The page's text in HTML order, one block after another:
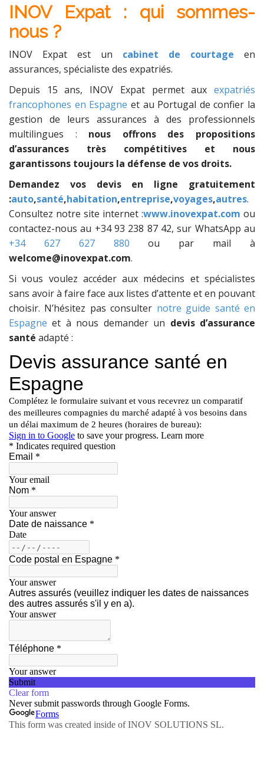
INOV Expat : qui sommes-
nous ?
INOV Expat est un cabinet de courtage en
assurances, spécialiste des expatriés.
Depuis 15 ans, INOV Expat permet aux expatriés
francophones en Espagne et au Portugal de confier la
gestion de leurs assurances à des professionnels
multilingues : nous offrons des propositions
d’assurances très compétitives et nous
garantissons toujours la défense de vos droits.
Demandez vos devis en ligne gratuitement
:auto,santé,habitation,entreprise,voyages,autres.
Consultez notre site internet :www.inovexpat.com ou
contactez-nous au +34 93 238 87 42, sur WhatsApp au
+34 627 627 880 ou par mail à
welcome@inovexpat.com.
Si vous voulez accéder aux médecins et spécialistes
sans avoir à faire face aux listes d’attente et en pouvant
choisir. N’hésitez pas consulter notre guide santé en
Espagne et à nous demander un devis d’assurance
santé adapté :